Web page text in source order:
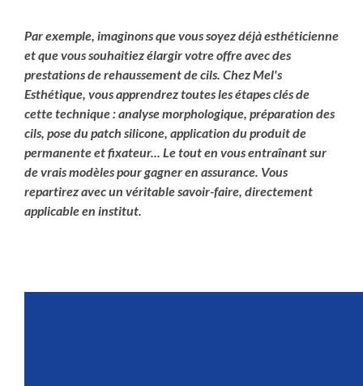
Par exemple, imaginons que vous soyez déjà esthéticienne
et que vous souhaitiez élargir votre offre avec des
prestations de rehaussement de cils. Chez Mel's
Esthétique, vous apprendrez toutes les étapes clés de
cette technique : analyse morphologique, préparation des
cils, pose du patch silicone, application du produit de
permanente et fixateur... Le tout en vous entraînant sur
de vrais modèles pour gagner en assurance. Vous
repartirez avec un véritable savoir-faire, directement
applicable en institut.